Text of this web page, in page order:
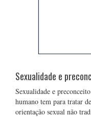
Sexualidade e
Sexualidade e
humano tem para tratar
orientação sexual não